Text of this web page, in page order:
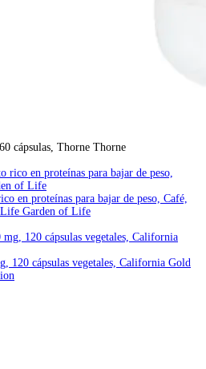
cápsulas, Thorne Thorne
en proteínas para bajar de peso, Café,
Garden of Life
120 cápsulas vegetales, California Gold